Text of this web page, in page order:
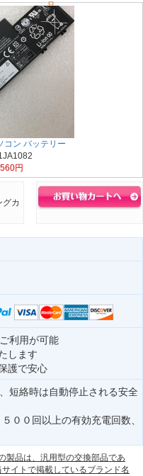
品
コン バッテリー
円
グカ
利用が可能
します
護で安心
短絡時は自動停止される安全
００回以上の有効充電回数、
製品は、汎用型の交換部品であ
イトで掲載しているブランド名